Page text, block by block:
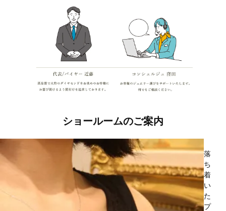
ショールームのご案内
落
ち
着
い
た
プ